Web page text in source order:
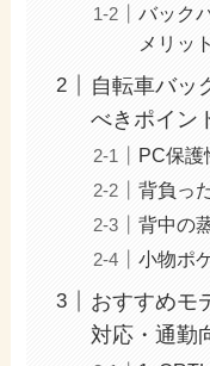
バック
メリッ
自転車バッ
べきポイン
PC保護
背負っ
背中の
小物ポ
おすすめモ
対応・通勤